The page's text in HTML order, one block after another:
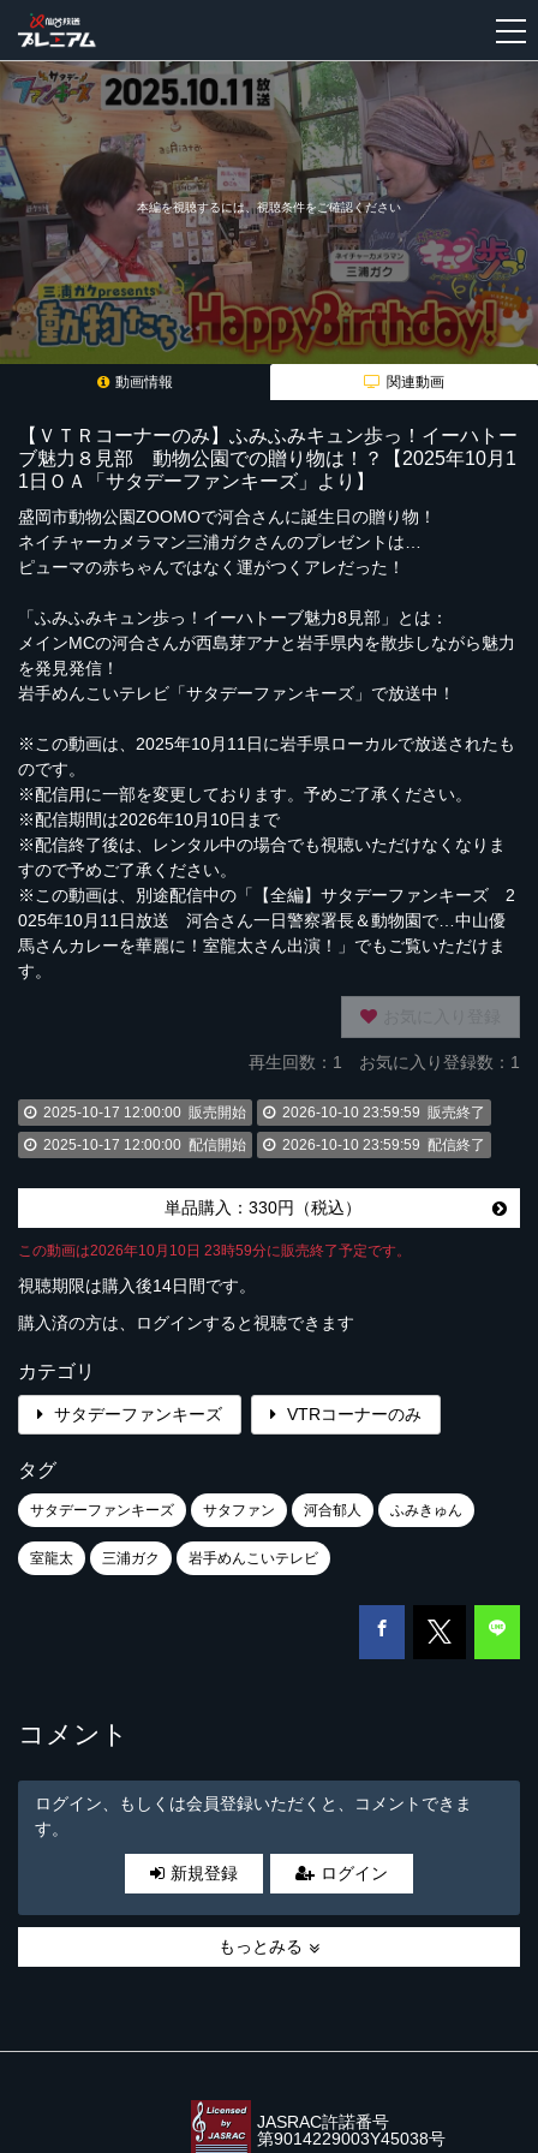
新
規
登
録
本編を視聴するには、視聴条件をご確認ください
動画情報 関連動画
【ＶＴＲコーナーのみ】ふみふみキュン歩っ！イーハトー
ブ魅力８見部 動物公園での贈り物は！？【2025年10月1
1日ＯＡ「サタデーファンキーズ」より】
盛岡市動物公園ZOOMOで河合さんに誕生日の贈り物！
ネイチャーカメラマン三浦ガクさんのプレゼントは…
ピューマの赤ちゃんではなく運がつくアレだった！
「ふみふみキュン歩っ！イーハトーブ魅力8見部」とは：
メインMCの河合さんが西島芽アナと岩手県内を散歩しながら魅力
を発見発信！
岩手めんこいテレビ「サタデーファンキーズ」で放送中！
※この動画は、2025年10月11日に岩手県ローカルで放送されたも
のです。
※配信用に一部を変更しております。予めご了承ください。
※配信期間は2026年10月10日まで
※配信終了後は、レンタル中の場合でも視聴いただけなくなりま
すので予めご了承ください。
※この動画は、別途配信中の「【全編】サタデーファンキーズ 2
025年10月11日放送 河合さん一日警察署長＆動物園で…中山優
馬さんカレーを華麗に！室龍太さん出演！」でもご覧いただけま
す。
再生回数： 1 お気に入り登録数：1
2025-10-17 12:00:00 販売開始 2026-10-10 23:59:59 販売終了
2025-10-17 12:00:00 配信開始 2026-10-10 23:59:59 配信終了
単品購入：330円（税込）
この動画は2026年10月10日 23時59分に販売終了予定です。
視聴期限は購入後14日間です。
購入済の方は、ログインすると視聴できます
カテゴリ
サタデーファンキーズ VTRコーナーのみ
タグ
サタデーファンキーズ サタファン 河合郁人 ふみきゅん
室龍太 三浦ガク 岩手めんこいテレビ
コメント
ログイン、もしくは会員登録いただくと、コメントできま
す。
新規登録 ログイン
もっとみる
JASRAC許諾番号
第9014229003Y45038号